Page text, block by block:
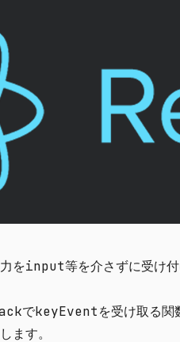
をinput等を介さずに受け付
でkeyEventを受け取
ます。